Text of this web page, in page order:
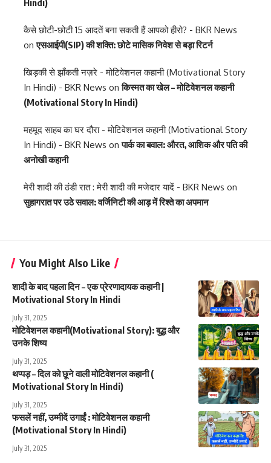
कैसे छोटी-छोटी 15 आदतें बना सकती हैं आपको हीरो? - BKR News
onएसआईपी(SIP) की शक्ति: छोटे मासिक निवेश से बड़ा रिटर्न
खिड़की से झाँकती नज़रे - मोटिवेशनल कहानी (Motivational Story
In Hindi) - BKR News onकिस्मत का खेल – मोटिवेशनल कहानी
(Motivational Story In Hindi)
महमूद साहब का घर दौरा - मोटिवेशनल कहानी (Motivational Story
In Hindi) - BKR News onपार्क का बवाल: औरत, आशिक और पति की
अनोखी कहानी
मेरी शादी की ठंडी रात : मेरी शादी की मजेदार यादें - BKR News on
सुहागरात पर उठे सवाल: वर्जिनिटी की आड़ में रिश्ते का अपमान
You Might Also Like
शादी के बाद पहला दिन – एक प्रेरणादायक कहानी |
Motivational Story In Hindi
July 31, 2025
मोटिवेशनल कहानी(Motivational Story): बुद्ध और
उनके शिष्य
July 31, 2025
थप्पड़ – दिल को छूने वाली मोटिवेशनल कहानी (
Motivational Story In Hindi)
July 31, 2025
फसलें नहीं, उम्मीदें उगाईं : मोटिवेशनल कहानी
(Motivational Story In Hindi)
July 31, 2025